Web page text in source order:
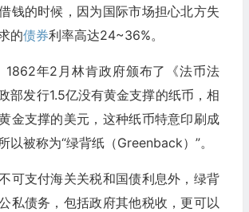
钱的时候，因为国际市场担心北方失
的债券利率高达24~36%。
1862年2月林肯政府颁布了《法币法
部发行1.5亿没有黄金支撑的纸币，相
金支撑的美元，这种纸币特意印刷成
以被称为“绿背纸（Greenback）”。
可支付海关关税和国债利息外，绿背
私债务，包括政府其他税收，更可以